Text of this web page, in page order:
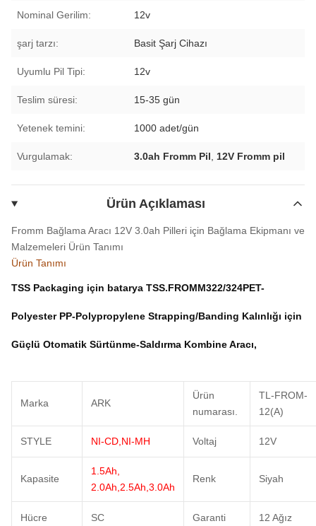
Nominal Gerilim: 12v
şarj tarzı: Basit Şarj Cihazı
Uyumlu Pil Tipi: 12v
Teslim süresi: 15-35 gün
Yetenek temini: 1000 adet/gün
Vurgulamak: 3.0ah Fromm Pil 12V Fromm pil
Ürün Açıklaması
Fromm Bağlama Aracı 12V 3.0ah Pilleri için Bağlama Ekipmanı ve
Malzemeleri Ürün Tanımı
Ürün Tanımı
TSS Packaging için batarya TSS.FROMM322/324PET-
Polyester PP-Polypropylene Strapping/Banding Kalınlığı için
Güçlü Otomatik Sürtünme-Saldırma Kombine Aracı,
Marka ARK
Ürün
numarası.
TL-FROM-
12(A)
STYLE NI-CD,NI-MH Voltaj 12V
Kapasite
1.5Ah,
2.0Ah,2.5Ah,3.0Ah
Renk Siyah
Hücre SC Garanti 12 Ağız